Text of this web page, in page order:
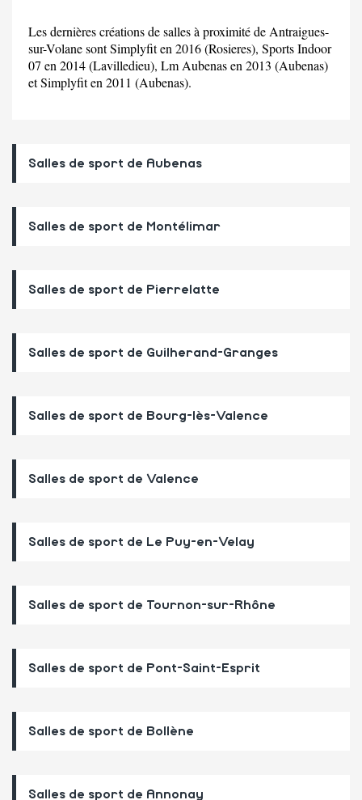
Les dernières créations de salles à proximité de Antraigues-
sur-Volane sont Simplyfit en 2016 (Rosieres), Sports Indoor
07 en 2014 (Lavilledieu), Lm Aubenas en 2013 (Aubenas)
et Simplyfit en 2011 (Aubenas).
Salles de sport de Aubenas
Salles de sport de Montélimar
Salles de sport de Pierrelatte
Salles de sport de Guilherand-Granges
Salles de sport de Bourg-lès-Valence
Salles de sport de Valence
Salles de sport de Le Puy-en-Velay
Salles de sport de Tournon-sur-Rhône
Salles de sport de Pont-Saint-Esprit
Salles de sport de Bollène
Salles de sport de Annonay